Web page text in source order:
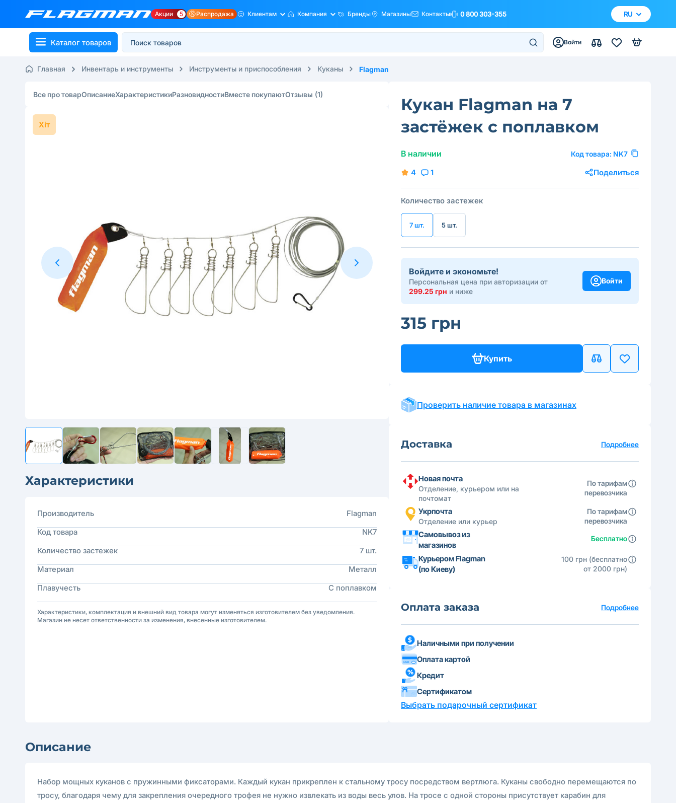
Акции 5 Распродажа Клиентам Компания Бренды Магазины Контакты 0 800 303-355 RU
Каталог товаров Войти
Главная Инвентарь и инструменты Инструменты и приспособления Куканы Flagman
Все про товарОписаниеХарактеристикиРазновидностиВместе покупаютОтзывы (1)
Хіт
Характеристики
Производитель
Flagman
Код товара
NK7
Количество застежек
7 шт.
Материал
Металл
Плавучесть
С поплавком
Характеристики, комплектация и внешний вид товара могут изменяться изготовителем без уведомления.
Магазин не несет ответственности за изменения, внесенные изготовителем.
Кукан Flagman на 7
застёжек с поплавком
В наличии Код товара: NK7
4 1 Поделиться
Количество застежек
7 шт. 5 шт.
Войдите и экономьте!
Персональная цена при авторизации от
299.25 грн и ниже
Войти
315 грн
Купить
Проверить наличие товара в магазинах
Доставка Подробнее
Новая почта
Отделение, курьером или на
почтомат
По тарифам
перевозчика
Укрпочта
Отделение или курьер
По тарифам
перевозчика
Самовывоз из
магазинов
Бесплатно
Курьером Flagman
(по Киеву)
100 грн (бесплатно
от 2000 грн)
Оплата заказа Подробнее
Наличными при получении
Оплата картой
Кредит
Сертификатом
Выбрать подарочный сертификат
Описание
Набор мощных куканов с пружинными фиксаторами. Каждый кукан прикреплен к стальному тросу посредством вертлюга. Куканы свободно перемещаются по
тросу, благодаря чему для закрепления очередного трофея не нужно извлекать из воды весь улов. На тросе с одной стороны присутствует карабин для